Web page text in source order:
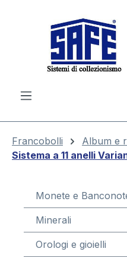
Francobolli
Album e
Sistema a 11 anelli
Monete e
Minerali
Orologi e gioielli